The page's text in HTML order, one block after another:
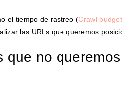
el tiempo de rastreo (Crawl budget
las URLs que queremos
que no